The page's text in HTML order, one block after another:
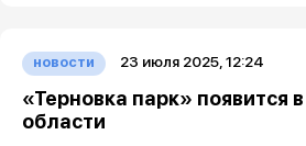
новости 23 июля 2025, 12:24
«Терновка парк» появится
области